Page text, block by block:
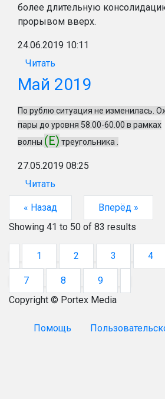
более длительную
прорывом вверх.
24.06.2019 10:11
Читать
Май 2019
По рублю ситуация не изменилась.
пары до уровня 58.00-60.00 в рамках
волны (Е) треугольника .
27.05.2019 08:25
Читать
« Назад
Вперёд »
Showing 41 to 50 of 83 results
1 2 3 4
7 8
9
Copyright © Portex Media
Помощь